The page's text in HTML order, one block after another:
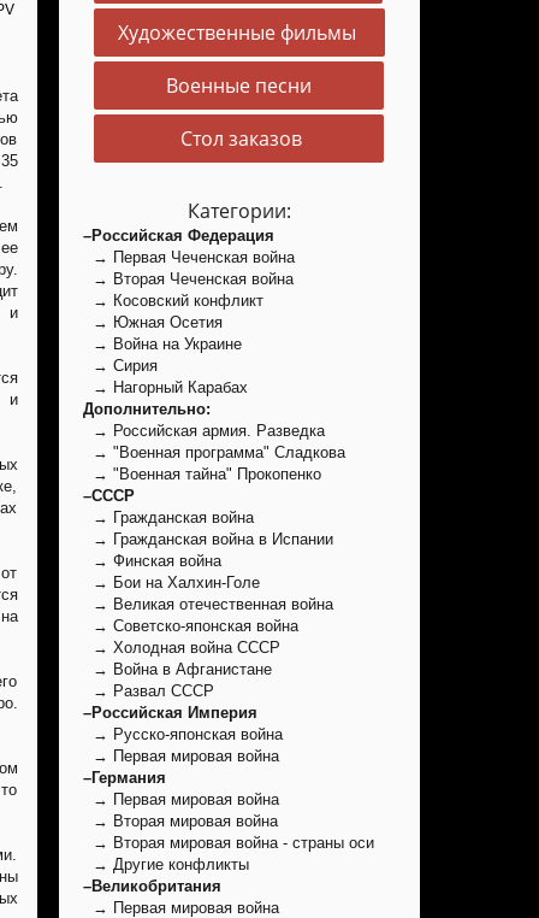
и
и
Художественные фильмы
Военные песни
Стол заказов
Категории:
–Российская Федерация
→ Первая Чеченская война
→ Вторая Чеченская война
→ Косовский конфликт
→ Южная Осетия
→ Война на Украине
→ Сирия
→ Нагорный Карабах
Дополнительно:
→ Российская армия. Разведка
→ "Военная программа" Сладкова
→ "Военная тайна" Прокопенко
–СССР
→ Гражданская война
→ Гражданская война в Испании
→ Финская война
→ Бои на Халхин-Голе
→ Великая отечественная война
→ Советско-японская война
→ Холодная война СССР
→ Война в Афганистане
→ Развал СССР
–Российская Империя
→ Русско-японская война
→ Первая мировая война
–Германия
→ Первая мировая война
→ Вторая мировая война
→ Вторая мировая война - страны оси
→ Другие конфликты
–Великобритания
→ Первая мировая война